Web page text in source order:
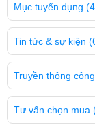
Mục tuyển dụng
Tin tức & sự kiện
Truyền thông
Tư vấn chọn mua